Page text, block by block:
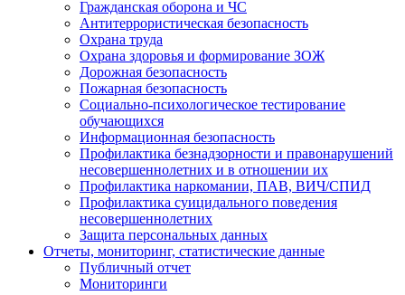
Гражданская оборона и ЧС
Антитеррористическая безопасность
Охрана труда
Охрана здоровья и формирование ЗОЖ
Дорожная безопасность
Пожарная безопасность
Социально-психологическое тестирование
обучающихся
Информационная безопасность
Профилактика безнадзорности и правонарушений
несовершеннолетних и в отношении их
Профилактика наркомании, ПАВ, ВИЧ/СПИД
Профилактика суицидального поведения
несовершеннолетних
Защита персональных данных
Отчеты, мониторинг, статистические данные
Публичный отчет
Мониторинги